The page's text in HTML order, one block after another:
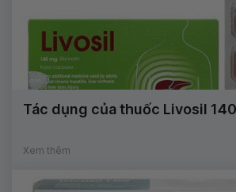
Tác dụng của thuốc Livosil
Xem thêm